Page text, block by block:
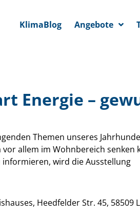
KlimaBlog Angebote
Energie –
Themen unseres
allem im Wohnbereich
wird die Ausstellung
Heedfelder Str. 45, 58509